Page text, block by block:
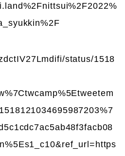
status/1518